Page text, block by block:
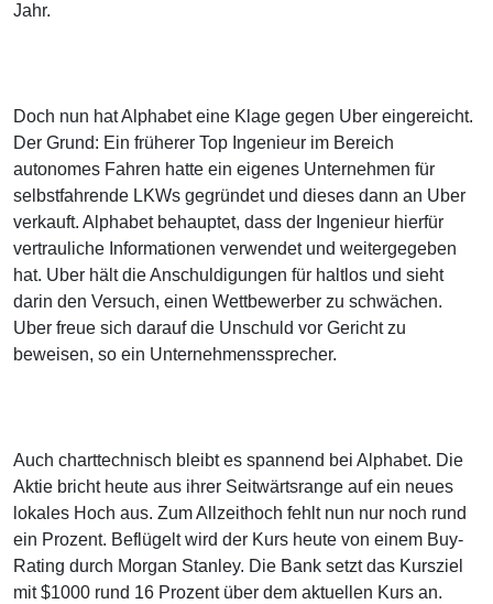
Jahr.
Doch nun hat Alphabet eine Klage gegen Uber eingereicht.
Der Grund: Ein früherer Top Ingenieur im Bereich
autonomes Fahren hatte ein eigenes Unternehmen für
selbstfahrende LKWs gegründet und dieses dann an Uber
verkauft. Alphabet behauptet, dass der Ingenieur hierfür
vertrauliche Informationen verwendet und weitergegeben
hat. Uber hält die Anschuldigungen für haltlos und sieht
darin den Versuch, einen Wettbewerber zu schwächen.
Uber freue sich darauf die Unschuld vor Gericht zu
beweisen, so ein Unternehmenssprecher.
Auch charttechnisch bleibt es spannend bei Alphabet. Die
Aktie bricht heute aus ihrer Seitwärtsrange auf ein neues
lokales Hoch aus. Zum Allzeithoch fehlt nun nur noch rund
ein Prozent. Beflügelt wird der Kurs heute von einem Buy-
Rating durch Morgan Stanley. Die Bank setzt das Kursziel
mit $1000 rund 16 Prozent über dem aktuellen Kurs an.